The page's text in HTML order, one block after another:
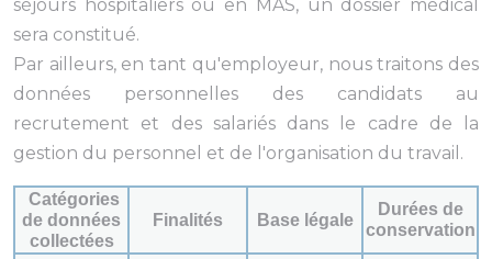
séjours hospitaliers ou en MAS, un dossier médical
sera constitué.
Par ailleurs, en tant qu'employeur, nous traitons des
données personnelles des candidats au
recrutement et des salariés dans le cadre de la
gestion du personnel et de l'organisation du travail.
Catégories
de données
collectées
Finalités Base légale
Durées de
conservation